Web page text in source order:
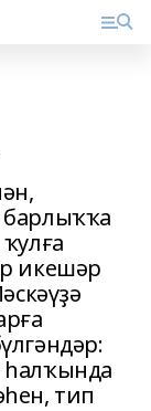
барлыҡҡа
икешәр
һалҡында
тип